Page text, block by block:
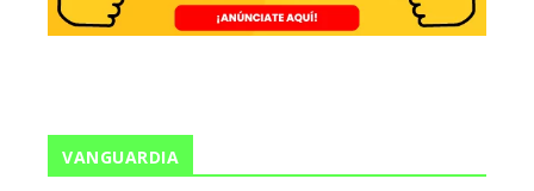
VANGUARDIA